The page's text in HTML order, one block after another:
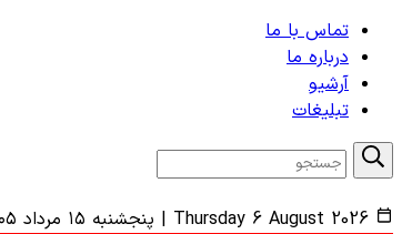
تماس با ما
درباره ما
آرشیو
تبلیغات
Thursday 6 August 2026
| پنجشنبه ۱۵ مرداد ۱۴۰۵